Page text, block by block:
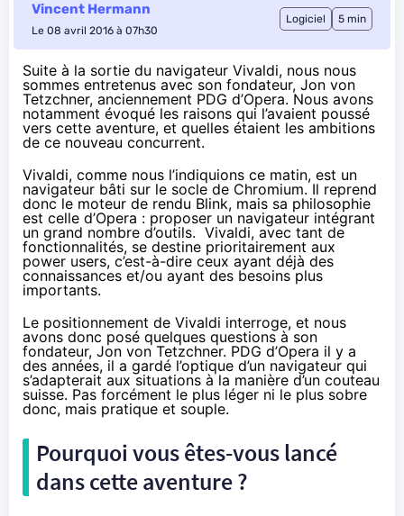
Vincent Hermann
Le 08 avril 2016 à 07h30
Logiciel 5 min
Suite à la sortie du navigateur Vivaldi, nous nous
sommes entretenus avec son fondateur, Jon von
Tetzchner, anciennement PDG d’Opera. Nous avons
notamment évoqué les raisons qui l’avaient poussé
vers cette aventure, et quelles étaient les ambitions
de ce nouveau concurrent.
Vivaldi, comme nous l’indiquions ce matin, est un
navigateur bâti sur le socle de Chromium. Il reprend
donc le moteur de rendu Blink, mais sa philosophie
est celle d’Opera : proposer un navigateur intégrant
un grand nombre d’outils. Vivaldi, avec tant de
fonctionnalités, se destine prioritairement aux
power users, c’est-à-dire ceux ayant déjà des
connaissances et/ou ayant des besoins plus
importants.
Le positionnement de Vivaldi interroge, et nous
avons donc posé quelques questions à son
fondateur, Jon von Tetzchner. PDG d’Opera il y a
des années, il a gardé l’optique d’un navigateur qui
s’adapterait aux situations à la manière d’un couteau
suisse. Pas forcément le plus léger ni le plus sobre
donc, mais pratique et souple.
Pourquoi vous êtes-vous lancé
dans cette aventure ?